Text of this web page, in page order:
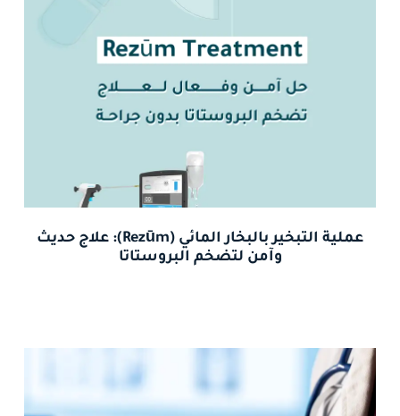
عملية التبخير بالبخار المائي (Rezūm): علاج حديث
وآمن لتضخم البروستاتا